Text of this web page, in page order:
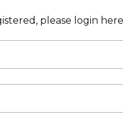
please login here